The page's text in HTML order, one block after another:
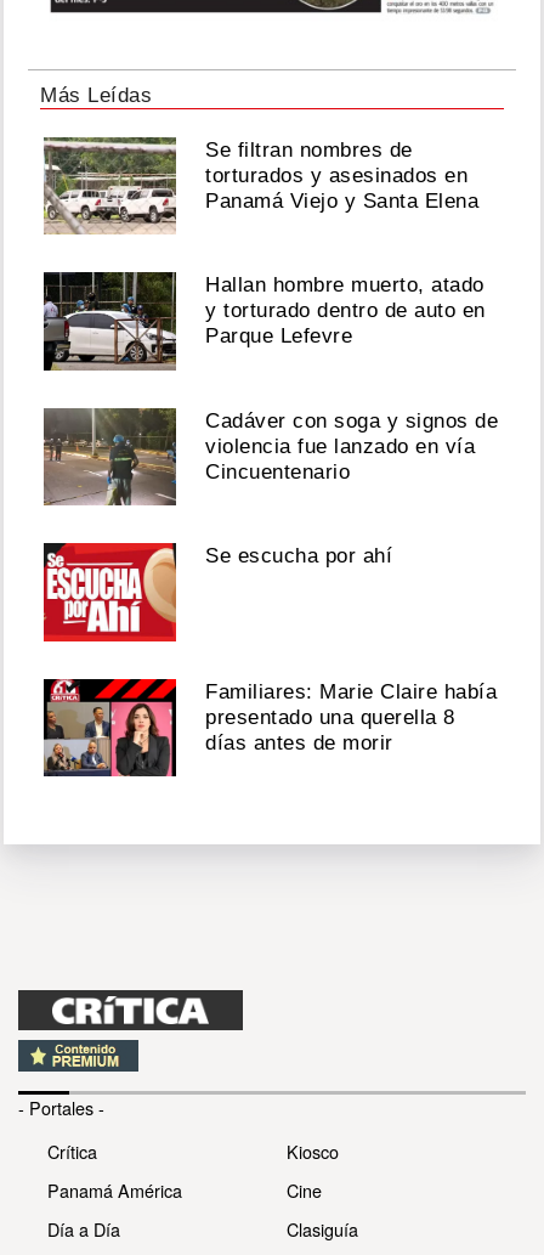
Más Leídas
Se filtran nombres de
torturados y asesinados en
Panamá Viejo y Santa Elena
Hallan hombre muerto, atado
y torturado dentro de auto en
Parque Lefevre
Cadáver con soga y signos de
violencia fue lanzado en vía
Cincuentenario
Se escucha por ahí
Familiares: Marie Claire había
presentado una querella 8
días antes de morir
- Portales -
Crítica
Panamá América
Día a Día
Kiosco
Cine
Clasiguía